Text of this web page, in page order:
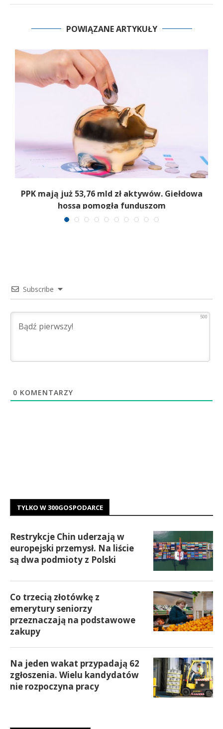
POWIĄZANE ARTYKUŁY
PPK mają już 53,76 mld zł aktywów. Giełdowa
hossa pomogła funduszom
Subscribe
500
0 KOMENTARZY
TYLKO W 300GOSPODARCE
Restrykcje Chin uderzają w
europejski przemysł. Na liście
są dwa podmioty z Polski
Co trzecią złotówkę z
emerytury seniorzy
przeznaczają na podstawowe
zakupy
Na jeden wakat przypadają 62
zgłoszenia. Wielu kandydatów
nie rozpoczyna pracy